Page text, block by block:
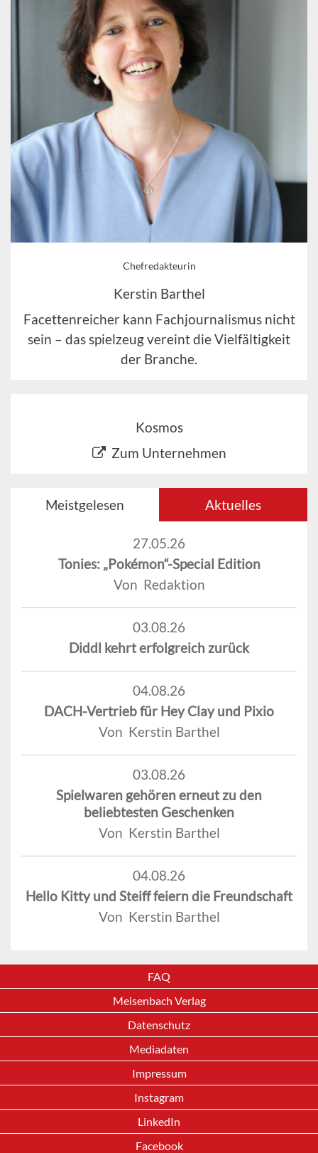
Chefredakteurin
Kerstin Barthel
Facettenreicher kann Fachjournalismus nicht
sein – das spielzeug vereint die Vielfältigkeit
der Branche.
Kosmos
Zum Unternehmen
Meistgelesen Aktuelles
27.05.26
Tonies: „Pokémon“-Special Edition
Von Redaktion
03.08.26
Diddl kehrt erfolgreich zurück
04.08.26
DACH-Vertrieb für Hey Clay und Pixio
Von Kerstin Barthel
03.08.26
Spielwaren gehören erneut zu den
beliebtesten Geschenken
Von Kerstin Barthel
04.08.26
Hello Kitty und Steiff feiern die Freundschaft
Von Kerstin Barthel
FAQ
Meisenbach Verlag
Datenschutz
Mediadaten
Impressum
Instagram
LinkedIn
Facebook